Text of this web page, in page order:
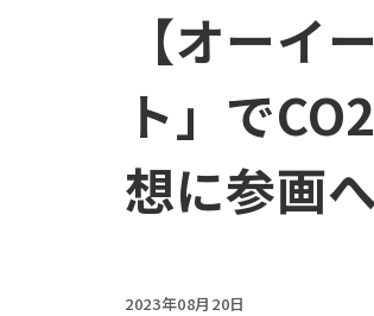
【オーイ
ト」で
想に参画
2023年08月20日